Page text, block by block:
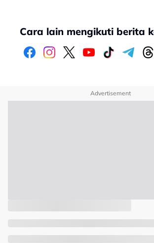
Cara lain mengikuti berita
Advertisement